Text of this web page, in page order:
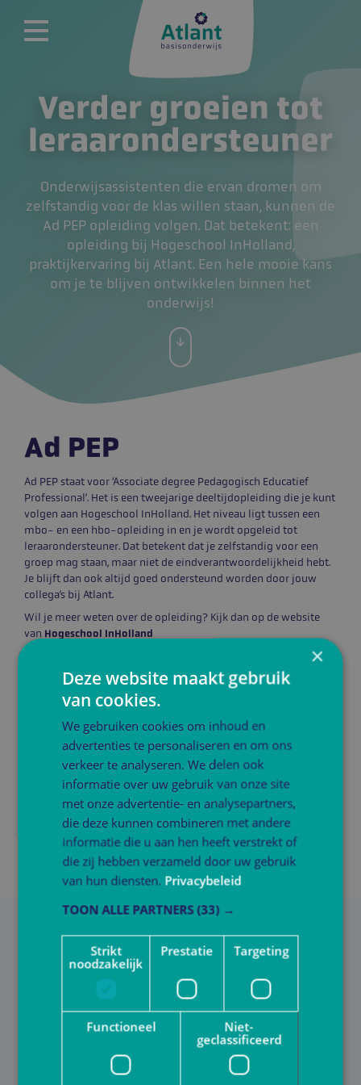
Verder groeien tot
leraarondersteuner
Onderwijsassistenten die ervan dromen om
zelfstandig voor de klas willen staan, kunnen de
Ad PEP opleiding volgen. Dat betekent: een
opleiding bij Hogeschool InHolland,
praktijkervaring bij Atlant. Een hele mooie kans
om je te blijven ontwikkelen binnen het
onderwijs!
Ad PEP
Ad PEP staat voor ‘Associate degree Pedagogisch Educatief
Professional’. Het is een tweejarige deeltijdopleiding die je kunt
volgen aan Hogeschool InHolland. Het niveau ligt tussen een
mbo- en een hbo-opleiding in en je wordt opgeleid tot
leraarondersteuner. Dat betekent dat je zelfstandig voor een
groep mag staan, maar niet de eindverantwoordelijkheid hebt.
Je blijft dan ook altijd goed ondersteund worden door jouw
collega’s bij Atlant.
Wil je meer weten over de opleiding? Kijk dan op de website
van Hogeschool InHolland
×
Deze website maakt gebruik
van cookies.
We gebruiken cookies om inhoud en
advertenties te personaliseren en om ons
verkeer te analyseren. We delen ook
informatie over uw gebruik van onze site
met onze advertentie- en analysepartners,
die deze kunnen combineren met andere
informatie die u aan hen heeft verstrekt of
die zij hebben verzameld door uw gebruik
van hun diensten. Privacybeleid
TOON ALLE PARTNERS(33) →
Strikt
noodzakelijk
Prestatie Targeting
Functioneel
Niet-
geclassificeerd